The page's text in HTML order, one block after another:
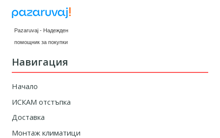
Pazaruvaj - Надежден
помощник за покупки
Навигация
Начало
ИСКАМ отстъпка
Доставка
Монтаж климатици